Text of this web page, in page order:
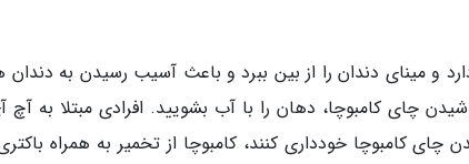
و مینای دندان را از بین ببرد و باعث آسیب رسیدن به
چای کامبوچا، دهان را با آب بشویید. افرادی مبتلا به
چای کامبوچا خودداری کنند، کامبوچا از تخمیر به همراه